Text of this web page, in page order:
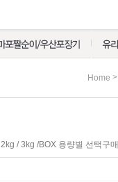
Home >
/ 3kg /BOX 용량별 선택구매